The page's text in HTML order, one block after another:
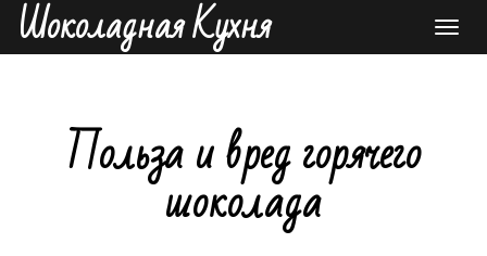
Шоколадная Кухня
Польза и вред горячего
шоколада